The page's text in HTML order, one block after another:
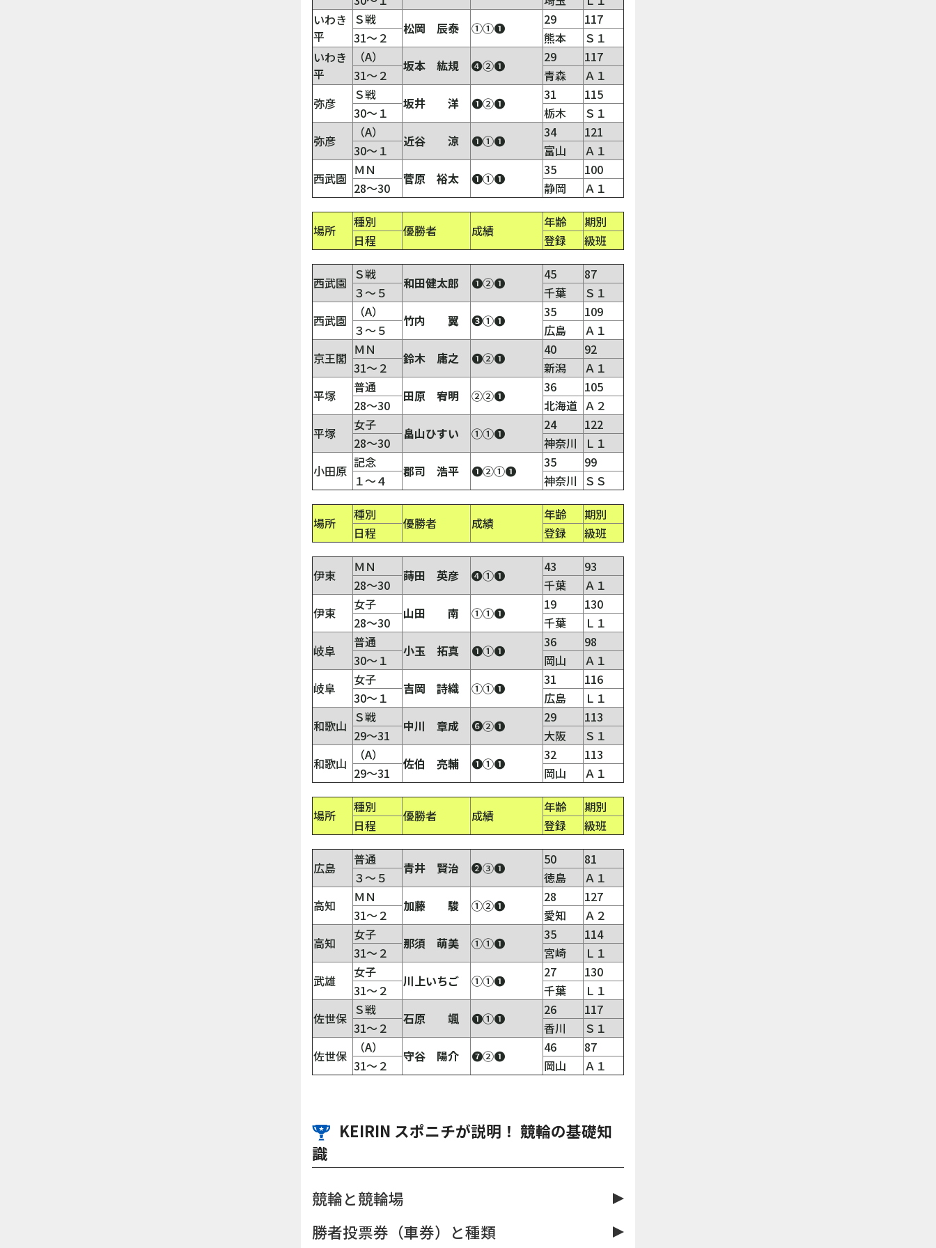
いわき
平
Ｓ戦
松岡 辰泰 ①①❶
29
117
31～２
熊本
Ｓ１
いわき
平
（A）
坂本 紘規 ❹②❶
29
117
31～２
青森
Ａ１
弥彦
Ｓ戦
坂井 洋 ❶②❶
31
115
30～１
栃木
Ｓ１
弥彦
（A）
近谷 涼 ❶①❶
34
121
30～１
富山
Ａ１
西武園
ＭＮ
菅原 裕太 ❶①❶
35
100
28～30
静岡 Ａ１
場所
種別
優勝者 成績
年齢
期別
日程
登録 級班
西武園
Ｓ戦
和田健太郎 ❶②❶
45
87
３～５
千葉
Ｓ１
西武園
（A）
竹内 翼 ➌①❶
35
109
３～５
広島
Ａ１
京王閣
ＭＮ
鈴木 庸之 ❶②❶
40
92
31～２
新潟
Ａ１
平塚
普通
田原 宥明 ②②❶
36
105
28～30
北海道 Ａ２
平塚
女子
畠山ひすい ①①❶
24
122
28～30
神奈川
Ｌ１
小田原
記念
郡司 浩平 ❶②①❶
35
99
１～４
神奈川 ＳＳ
場所
種別
優勝者 成績
年齢
期別
日程
登録 級班
伊東
ＭＮ
蒔田 英彦 ❹①❶
43
93
28～30
千葉
Ａ１
伊東
女子
山田 南 ①①❶
19
130
28～30
千葉
Ｌ１
岐阜
普通
小玉 拓真 ❶①❶
36
98
30～１
岡山
Ａ１
岐阜
女子
吉岡 詩織 ①①❶
31
116
30～１
広島
Ｌ１
和歌山
Ｓ戦
中川 章成 ❻②❶
29
113
29～31
大阪
Ｓ１
和歌山
（A）
佐伯 亮輔 ❶①❶
32
113
29～31
岡山 Ａ１
場所
種別
優勝者 成績
年齢
期別
日程
登録 級班
広島
普通
青井 賢治 ❷③❶
50
81
３～５
徳島
Ａ１
高知
ＭＮ
加藤 駿 ①②❶
28
127
31～２
愛知
Ａ２
高知
女子
那須 萌美 ①①❶
35
114
31～２
宮崎
Ｌ１
武雄
女子
川上いちご ①①❶
27
130
31～２
千葉
Ｌ１
佐世保
Ｓ戦
石原 颯 ❶①❶
26
117
31～２
香川
Ｓ１
佐世保
（A）
守谷 陽介 ❼②❶
46
87
31～２
岡山 Ａ１
KEIRIN スポニチが説明！ 競輪の基礎知
識
競輪と競輪場
勝者投票券（車券）と種類